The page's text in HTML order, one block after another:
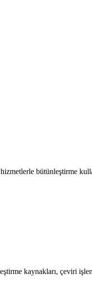
bütünleştirme
kaynakları, çeviri